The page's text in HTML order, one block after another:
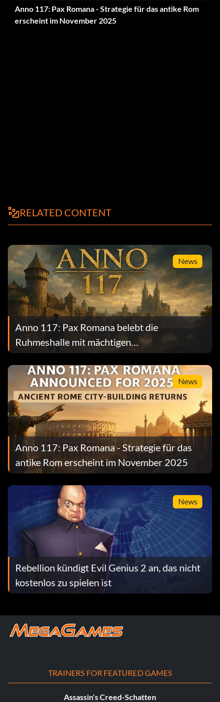
Anno 117: Pax Romana - Strategie für das antike Rom
erscheint im November 2025
RELATED CONTENT
News
Anno 117: Pax Romana belebt die
Ruhmeshalle mit mächtigen
Dauerbelohnungen
News
Anno 117: Pax Romana - Strategie für das
antike Rom erscheint im November 2025
News
Rebellion kündigt Evil Genius 2 an, das nicht
kostenlos zu spielen ist
TRAINERS FOR FEATURED GAMES
Assassin's Creed-Schatten